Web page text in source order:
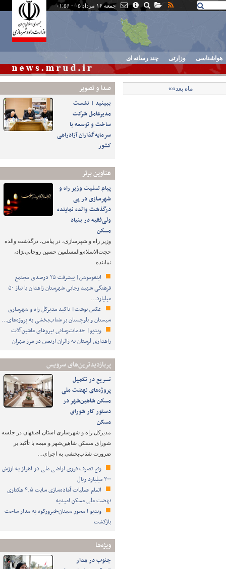
جمعه ۱۶ مرداد ۰۵ - ۰۱:۵۶
هواشناسی وزارتی چند رسانه ای
صدا و تصوير
ببینید | نشست
مدیرعامل شرکت
ساخت و توسعه با
سرمایه‌گذاران آزادراهی
کشور
عناوین برتر
پیام تسلیت وزیر راه و
شهرسازی در پی
درگذشت والده نماینده
ولی‌فقیه در بنیاد
مسکن
وزیر راه و شهرسازی، در پیامی، درگذشت والده
حجت‌الاسلام‌والمسلمین حسین روحانی‌نژاد،
نماینده…
اینفوموشن| پیشرفت ۲۵ درصدی مجتمع
فرهنگی شهید رجایی شهرستان زاهدان با نیاز ۵۰
میلیارد…
عکس نوشت| تاکید مدیرکل راه و شهرسازی
سیستان و بلوچستان بر شتاب‌بخشی به پروژه‌های…
ویدیو| خدمات‌رسانی نیروهای ماشین‌آلات
راهداری لرستان به زائران اربعین در مرز مهران
پربازدیدترین‌های سرویس
تسریع در تکمیل
پروژه‌های نهضت ملی
مسکن شاهین‌شهر در
دستور کار شورای
مسکن
مدیرکل راه و شهرسازی استان اصفهان در جلسه
شورای مسکن شاهین‌شهر و میمه با تأکید بر
ضرورت شتاب‌بخشی به اجرای…
رفع تصرف فوری اراضی ملی در اهواز به ارزش
۳۰۰ میلیارد ریال
اتمام عملیات آماده‌سازی سایت ۴.۵ هکتاری
نهضت ملی مسکن امیدیه
ویدیو ا محور سمنان-فیروزکوه به مدار ساخت
بازگشت
ویژه‌ها
جنوب در مدار
ماه بعد»»